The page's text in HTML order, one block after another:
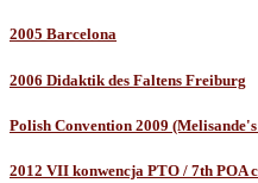
2005 Barcelona
2006 Didaktik des Faltens Freiburg
Polish Convention 2009
2012 VII konwencja PTO / 7th POA